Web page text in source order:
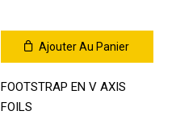
Ajouter Au Panier
FOOTSTRAP EN V AXIS
FOILS